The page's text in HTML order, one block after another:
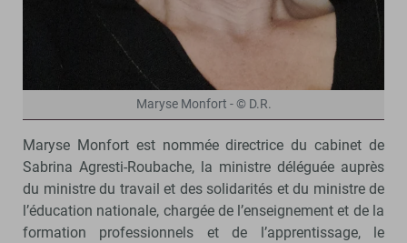
Maryse Monfort - © D.R.
Maryse Monfort est nommée directrice du cabinet de
Sabrina Agresti-Roubache, la ministre déléguée auprès
du ministre du travail et des solidarités et du ministre de
l’éducation nationale, chargée de l’enseignement et de la
formation professionnels et de l’apprentissage, le